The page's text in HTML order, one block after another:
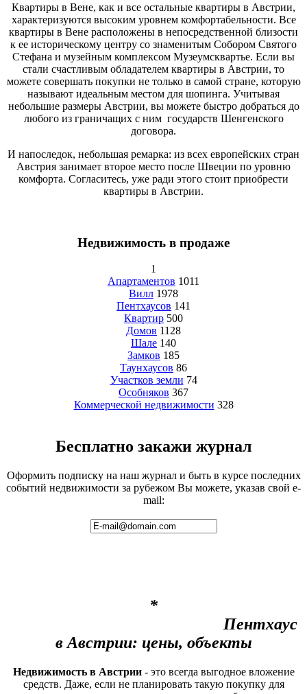
Квартиры в Вене, как и все остальные квартиры в Австрии,
характеризуются высоким уровнем комфортабельности. Все
квартиры в Вене расположены в непосредственной близости
к ее историческому центру со знаменитым Собором Святого
Стефана и музейным комплексом Музеумсквартье. Если вы
стали счастливым обладателем квартиры в Австрии, то
можете совершать покупки не только в самой стране, которую
называют идеальным местом для шопинга. Учитывая
небольшие размеры Австрии, вы можете быстро добраться до
любого из граничащих с ним государств Шенгенского
договора.
И напоследок, небольшая ремарка: из всех европейских стран
Австрия занимает второе место после Швеции по уровню
комфорта. Согласитесь, уже ради этого стоит приобрести
квартиры в Австрии.
Недвижимость в продаже
1
Апартаментов 1011
Вилл 1978
Пентхаусов 141
Квартир 500
Домов 1128
Шале 140
Замков 185
Таунхаусов 86
Участков земли 74
Особняков 367
Коммерческой недвижимости 328
Бесплатно закажи журнал
Оформить подписку на наш журнал и быть в курсе последних
событий недвижимости за рубежом Вы можете, указав свой e-
mail:
*
Пентхаус
в Австрии: цены, объекты
Недвижимость в Австрии- это всегда выгодное вложение
средств. Даже, если не планировать такую покупку для